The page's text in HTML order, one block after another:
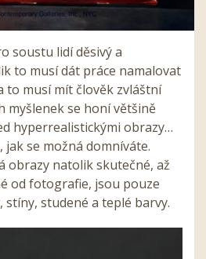
soustu lidí děsivý a
to musí dát práce namalovat
to musí mít člověk zvláštní
myšlenek se honí většině
hyperrealistickými obrazy…
se možná domníváte.
obrazy natolik skutečné, až
od fotografie, jsou pouze
stíny, studené a teplé barvy.